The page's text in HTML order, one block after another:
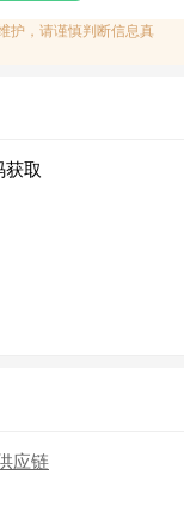
护，请谨慎判断信息真
取
应链